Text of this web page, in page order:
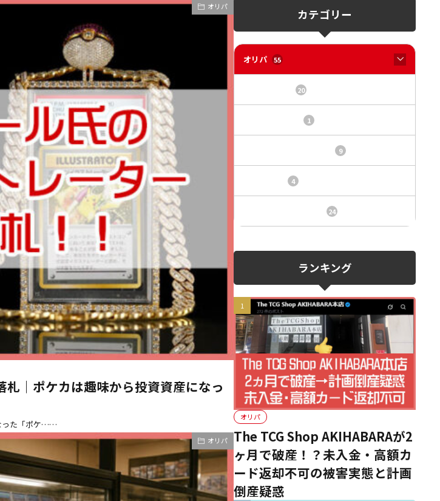
オリパ
｜ポケカは趣味から投資資産になっ
った「ポケ……
オリパ
カテゴリー
オリパ 55
20
1
9
4
24
ランキング
オリパ
The TCG Shop AKIHABARAが2
ヶ月で破産！？未入金・高額カ
ード返却不可の被害実態と計画
倒産疑惑